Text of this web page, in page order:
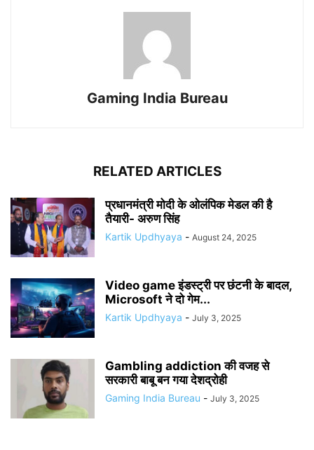
Gaming India Bureau
RELATED ARTICLES
प्रधानमंत्री मोदी के ओलंपिक मेडल की है
तैयारी- अरुण सिंह
Kartik Updhyaya - August 24, 2025
Video game इंडस्ट्री पर छंटनी के बादल,
Microsoft ने दो गेम...
Kartik Updhyaya - July 3, 2025
Gambling addiction की वजह से
सरकारी बाबू बन गया देशद्रोही
Gaming India Bureau - July 3, 2025